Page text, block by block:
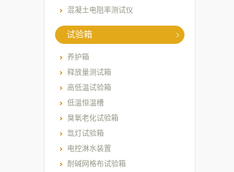
混凝土电阻率测试仪
试验箱
养护箱
释放量测试箱
高低温试验箱
低温恒温槽
臭氧老化试验箱
氙灯试验箱
电控淋水装置
耐碱网格布试验箱